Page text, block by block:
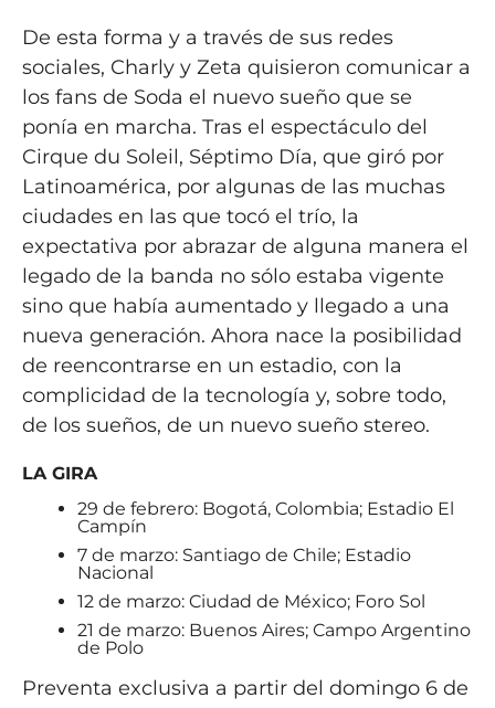
De esta forma y a través de sus redes
sociales, Charly y Zeta quisieron comunicar a
los fans de Soda el nuevo sueño que se
ponía en marcha. Tras el espectáculo del
Cirque du Soleil, Séptimo Día, que giró por
Latinoamérica, por algunas de las muchas
ciudades en las que tocó el trío, la
expectativa por abrazar de alguna manera el
legado de la banda no sólo estaba vigente
sino que había aumentado y llegado a una
nueva generación. Ahora nace la posibilidad
de reencontrarse en un estadio, con la
complicidad de la tecnología y, sobre todo,
de los sueños, de un nuevo sueño stereo.
LA GIRA
29 de febrero: Bogotá, Colombia; Estadio El
Campín
7 de marzo: Santiago de Chile; Estadio
Nacional
12 de marzo: Ciudad de México; Foro Sol
21 de marzo: Buenos Aires; Campo Argentino
de Polo
Preventa exclusiva a partir del domingo 6 de